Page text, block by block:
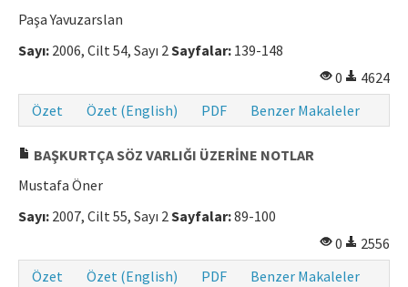
Paşa Yavuzarslan
Sayı: 2006, Cilt 54, Sayı 2Sayfalar: 139-148
0
4624
Özet
Özet (English) PDF Benzer Makaleler
BAŞKURTÇA SÖZ VARLIĞI ÜZERİNE NOTLAR
Mustafa Öner
Sayı: 2007, Cilt 55, Sayı 2Sayfalar:89-100
0
2556
Özet
Özet (English) PDF Benzer Makaleler